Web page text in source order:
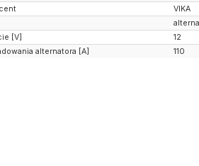
VIKA
[V]
12
alternatora [A]
110